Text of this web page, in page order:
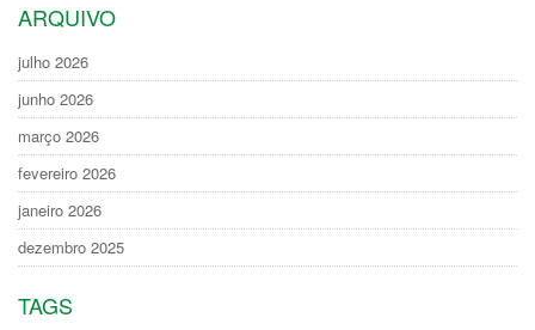
ARQUIVO
julho 2026
junho 2026
março 2026
fevereiro 2026
janeiro 2026
dezembro 2025
TAGS